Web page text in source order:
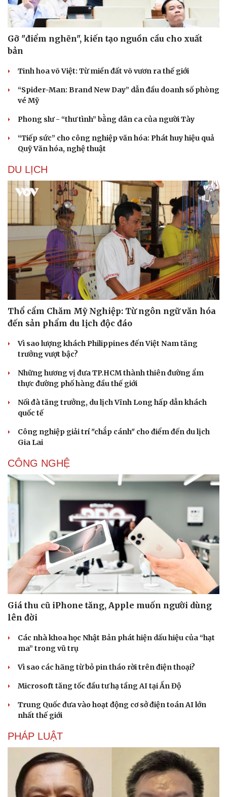
Thông tin doanh nghiệp
Doanh nghiệp 24h
Doanh nhân
Vì cộng đồng
Sành điệu
Tin Công nghệ
Trải nghiệm
Chuyển đổi số
Sức khỏe
Cây thuốc
Sản phụ khoa
Nhi khoa
Nam khoa
Làm đẹp - giảm cân
Phòng mạch online
Ăn sạch sống khỏe
Đời sống
Blog
Tình yêu - Gia đình
Gỡ "điểm nghẽn", kiến tạo nguồn cầu cho xuất
bản
Tinh hoa võ Việt: Từ miền đất võ vươn ra thế giới
“Spider-Man: Brand New Day” dẫn đầu doanh số phòng
vé Mỹ
Phong slư - “thư tình” bằng dân ca của người Tày
“Tiếp sức” cho công nghiệp văn hóa: Phát huy hiệu quả
Quỹ Văn hóa, nghệ thuật
DU LỊCH
Thổ cẩm Chăm Mỹ Nghiệp: Từ ngôn ngữ văn hóa
đến sản phẩm du lịch độc đáo
Vì sao lượng khách Philippines đến Việt Nam tăng
trưởng vượt bậc?
Những hương vị đưa TP.HCM thành thiên đường ẩm
thực đường phố hàng đầu thế giới
Nối đà tăng trưởng, du lịch Vĩnh Long hấp dẫn khách
quốc tế
Công nghiệp giải trí "chắp cánh" cho điểm đến du lịch
Gia Lai
CÔNG NGHỆ
Giá thu cũ iPhone tăng, Apple muốn người dùng
lên đời
Các nhà khoa học Nhật Bản phát hiện dấu hiệu của “hạt
ma” trong vũ trụ
Vì sao các hãng từ bỏ pin tháo rời trên điện thoại?
Microsoft tăng tốc đầu tư hạ tầng AI tại Ấn Độ
Trung Quốc đưa vào hoạt động cơ sở điện toán AI lớn
nhất thế giới
PHÁP LUẬT